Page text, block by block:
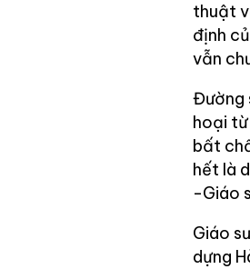
thuật
định
vẫn
Đường
hoại
bất
hết là
-Giáo
Giáo
dựng